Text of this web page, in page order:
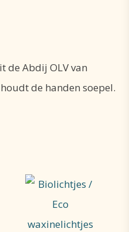
de Abdij OLV van
de handen soepel.